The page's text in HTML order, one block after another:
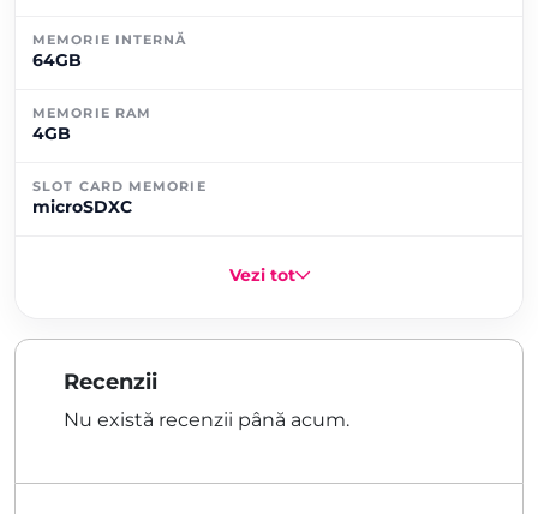
MEMORIE INTERNĂ
64GB
MEMORIE RAM
4GB
SLOT CARD MEMORIE
microSDXC
Vezi tot
Recenzii
Nu există recenzii până acum.